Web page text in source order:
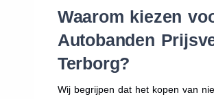
Waarom kiezen
Autobanden
Terborg?
Wij begrijpen dat het kopen van